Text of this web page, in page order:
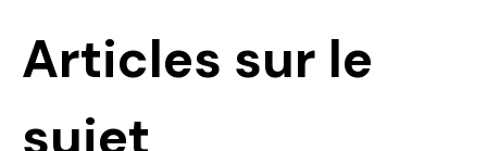
Articles sur le